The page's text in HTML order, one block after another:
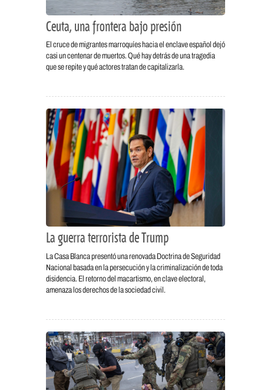
Ceuta, una frontera bajo presión
El cruce de migrantes marroquíes hacia el enclave español dejó
casi un centenar de muertos. Qué hay detrás de una tragedia
que se repite y qué actores tratan de capitalizarla.
La guerra terrorista de Trump
La Casa Blanca presentó una renovada Doctrina de Seguridad
Nacional basada en la persecución y la criminalización de toda
disidencia. El retorno del macartismo, en clave electoral,
amenaza los derechos de la sociedad civil.